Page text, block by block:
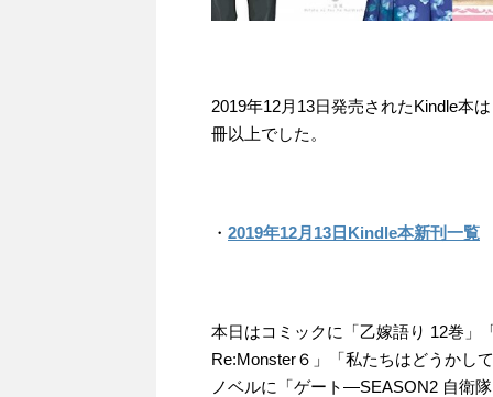
2019年12月13日発売されたKindle本
冊以上でした。
・ 2019年12月13日Kindle本新刊一覧
本日はコミックに「乙嫁語り 12巻」
Re:Monster６」「私たちはどうかし
ノベルに「ゲート―SEASON2 自衛